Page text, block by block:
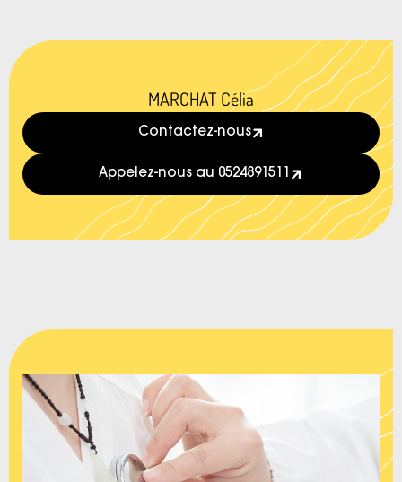
MARCHAT Célia
Contactez-nous
Appelez-nous au 0524891511